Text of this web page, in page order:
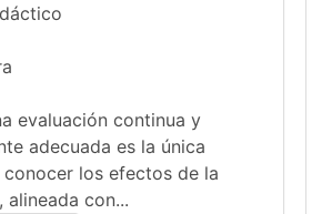
evaluación continua y
adecuada es la única
conocer los efectos de la
alineada con...